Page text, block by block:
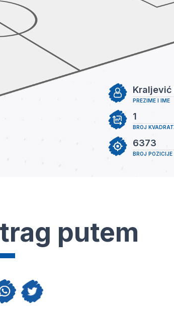
PREZIME I IME
Kraljević
BROJ
1
BROJ POZICIJE
6373
putem